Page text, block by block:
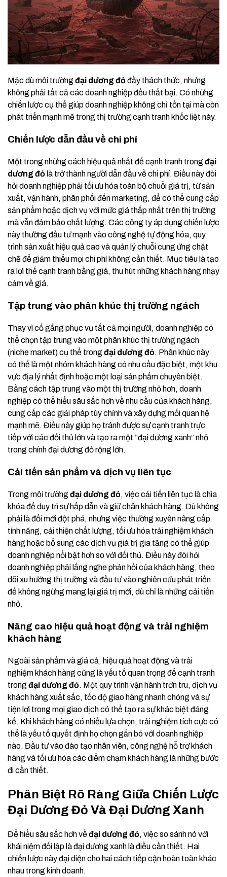
Mặc dù môi trường đại dương đỏđầy thách thức, nhưng
không phải tất cả các doanh nghiệp đều thất bại. Có những
chiến lược cụ thể giúp doanh nghiệp không chỉ tồn tại mà còn
phát triển mạnh mẽ trong thị trường cạnh tranh khốc liệt này.
Chiến lược dẫn đầu về chi phí
Một trong những cách hiệu quả nhất để cạnh tranh trong đại
dương đỏ là trở thành người dẫn đầu về chi phí. Điều này đòi
hỏi doanh nghiệp phải tối ưu hóa toàn bộ chuỗi giá trị, từ sản
xuất, vận hành, phân phối đến marketing, để có thể cung cấp
sản phẩm hoặc dịch vụ với mức giá thấp nhất trên thị trường
mà vẫn đảm bảo chất lượng. Các công ty áp dụng chiến lược
này thường đầu tư mạnh vào công nghệ tự động hóa, quy
trình sản xuất hiệu quả cao và quản lý chuỗi cung ứng chặt
chẽ để giảm thiểu mọi chi phí không cần thiết. Mục tiêu là tạo
ra lợi thế cạnh tranh bằng giá, thu hút những khách hàng nhạy
cảm về giá.
Tập trung vào phân khúc thị trường ngách
Thay vì cố gắng phục vụ tất cả mọi người, doanh nghiệp có
thể chọn tập trung vào một phân khúc thị trường ngách
(niche market) cụ thể trong đại dương đỏ. Phân khúc này
có thể là một nhóm khách hàng có nhu cầu đặc biệt, một khu
vực địa lý nhất định hoặc một loại sản phẩm chuyên biệt.
Bằng cách tập trung vào một thị trường nhỏ hơn, doanh
nghiệp có thể hiểu sâu sắc hơn về nhu cầu của khách hàng,
cung cấp các giải pháp tùy chỉnh và xây dựng mối quan hệ
mạnh mẽ. Điều này giúp họ tránh được sự cạnh tranh trực
tiếp với các đối thủ lớn và tạo ra một “đại dương xanh” nhỏ
trong chính đại dương đỏ rộng lớn.
Cải tiến sản phẩm và dịch vụ liên tục
Trong môi trường đại dương đỏ, việc cải tiến liên tục là chìa
khóa để duy trì sự hấp dẫn và giữ chân khách hàng. Dù không
phải là đổi mới đột phá, nhưng việc thường xuyên nâng cấp
tính năng, cải thiện chất lượng, tối ưu hóa trải nghiệm khách
hàng hoặc bổ sung các dịch vụ giá trị gia tăng có thể giúp
doanh nghiệp nổi bật hơn so với đối thủ. Điều này đòi hỏi
doanh nghiệp phải lắng nghe phản hồi của khách hàng, theo
dõi xu hướng thị trường và đầu tư vào nghiên cứu phát triển
để không ngừng mang lại giá trị mới, dù chỉ là những cải tiến
nhỏ.
Nâng cao hiệu quả hoạt động và trải nghiệm
khách hàng
Ngoài sản phẩm và giá cả, hiệu quả hoạt động và trải
nghiệm khách hàng cũng là yếu tố quan trọng để cạnh tranh
trong đại dương đỏ. Một quy trình vận hành trơn tru, dịch vụ
khách hàng xuất sắc, tốc độ giao hàng nhanh chóng và sự
tiện lợi trong mọi giao dịch có thể tạo ra sự khác biệt đáng
kể. Khi khách hàng có nhiều lựa chọn, trải nghiệm tích cực có
thể là yếu tố quyết định họ chọn gắn bó với doanh nghiệp
nào. Đầu tư vào đào tạo nhân viên, công nghệ hỗ trợ khách
hàng và tối ưu hóa các điểm chạm khách hàng là những bước
đi cần thiết.
Phân Biệt Rõ Ràng Giữa Chiến Lược
Đại Dương Đỏ Và Đại Dương Xanh
Để hiểu sâu sắc hơn vềđại dương đỏ, việc so sánh nó với
khái niệm đối lập là đại dương xanh là điều cần thiết. Hai
chiến lược này đại diện cho hai cách tiếp cận hoàn toàn khác
nhau trong kinh doanh.